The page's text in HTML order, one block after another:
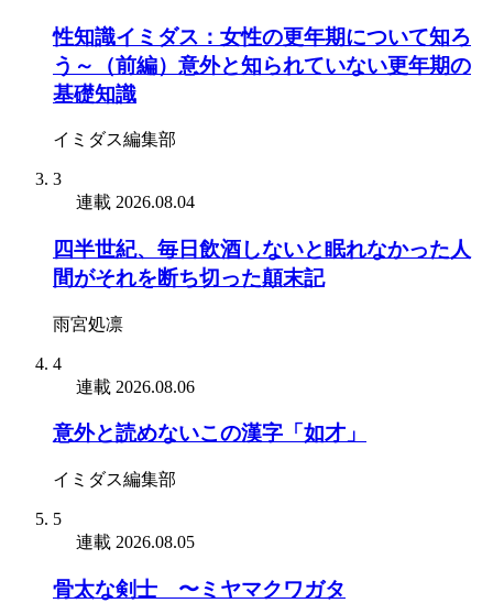
性知識イミダス：女性の更年期について知ろ
う～（前編）意外と知られていない更年期の
基礎知識
イミダス編集部
3
連載 2026.08.04
四半世紀、毎日飲酒しないと眠れなかった人
間がそれを断ち切った顛末記
雨宮処凛
4
連載 2026.08.06
意外と読めないこの漢字「如才」
イミダス編集部
5
連載 2026.08.05
骨太な剣士 〜ミヤマクワガタ